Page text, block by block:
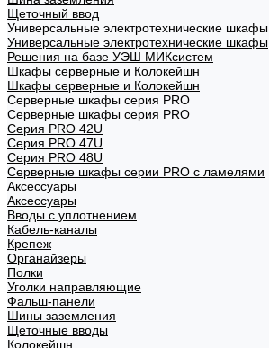
Щеточный ввод
Универсальные электротехнические шкафы
Универсальные электротехнические шкафы
Решения на базе УЭШ МИКсистем
Шкафы серверные и Колокейшн
Шкафы серверные и Колокейшн
Серверные шкафы серия PRO
Серверные шкафы серия PRO
Серия PRO 42U
Серия PRO 47U
Серия PRO 48U
Серверные шкафы серии PRO с ламелями
Аксессуары
Аксессуары
Вводы с уплотнением
Кабель-каналы
Крепеж
Органайзеры
Полки
Уголки направляющие
Фальш-панели
Шины заземления
Щеточные вводы
Колокейшн